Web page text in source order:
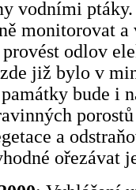
vodními
monitorovat a
provést odlov
již bylo v
bude i
a
ořezávat